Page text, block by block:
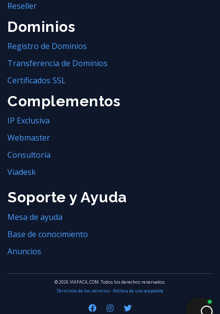
Reseller
Dominios
Registro de Dominios
Transferencia de Dominios
Certificados SSL
Complementos
IP Exclusiva
Webmaster
Consultoría
Viadesk
Soporte y Ayuda
Mesa de ayuda
Base de conocimiento
Anuncios
© 2026 VIAFACIL.COM. Todos los derechos reservados.
Términos de los servicios· Política de uso aceptable